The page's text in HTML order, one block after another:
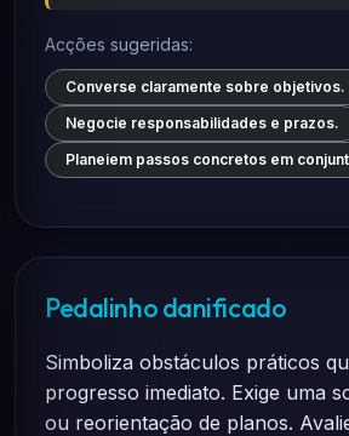
Acções sugeridas:
Converse claramente sobre objetivos.
Negocie responsabilidades e prazos.
Planeiem passos concretos em
Pedalinho danificado
Simboliza obstáculos práticos
progresso imediato. Exige uma
ou reorientação de planos.